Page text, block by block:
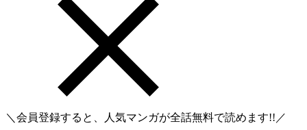
＼会員登録すると、人気マンガが全話無料で読めます!!／